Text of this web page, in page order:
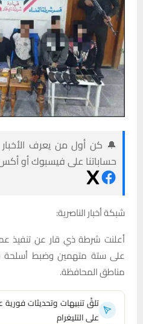
🔔 كن أول من يعرف الأخبار
حساباتنا على فيسبوك أو
شبكة أخبار الناصرية:
أعلنت شرطة ذي قار عن تنفيذ
على ستة متهمين وضبط أسلحة
مناطق المحافظة.
تلقَّ تنبيهات وتحديثات فورية
على التليغرام